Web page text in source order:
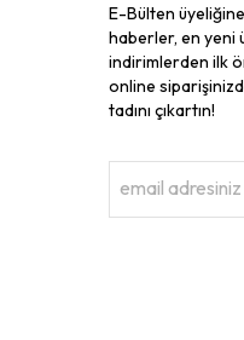
E-Bülten
haberler, en yeni
indirimlerden ilk
online
tadını çıkartın!